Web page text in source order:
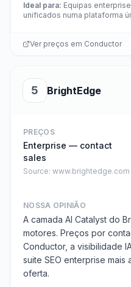
Ideal para: Equipas
unificados numa plataforma
Ver preços em Conductor
5 BrightEdge
PREÇOS
Enterprise — contact
sales
Source: www.brightedge.com
NOSSA OPINIÃO
A camada AI Catalyst do
motores. Preços por
Conductor, a visibilidade
suite SEO enterprise mais
oferta.